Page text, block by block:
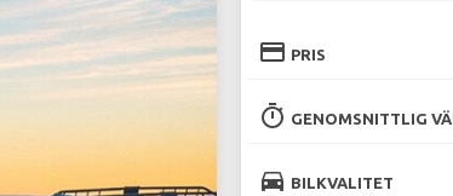
credit_card PRIS
timer GENOMSNITTLIG
directions_car BILKVALITET